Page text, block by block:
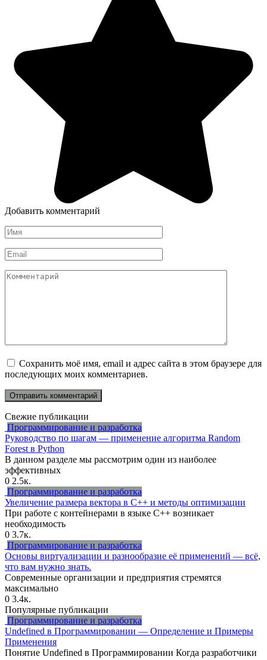
Добавить комментарий
Имя
*
Email
*
Комментарий
Сохранить моё имя, email и адрес сайта в этом браузере для
последующих моих комментариев.
Свежие публикации
Программирование и разработка
Руководство по шагам — применение алгоритма Random
Forest в Python
В данном разделе мы рассмотрим один из наиболее
эффективных
0 2.5к.
Программирование и разработка
Увеличение размера вектора в C++ и методы оптимизации
При работе с контейнерами в языке C++ возникает
необходимость
0 3.7к.
Программирование и разработка
Основы виртуализации и разнообразие её применений — всё,
что вам нужно знать.
Современные организации и предприятия стремятся
максимально
0 3.4к.
Популярные публикации
Программирование и разработка
Undefined в Программировании — Определение и Примеры
Применения
Понятие Undefined в Программировании Когда разработчики